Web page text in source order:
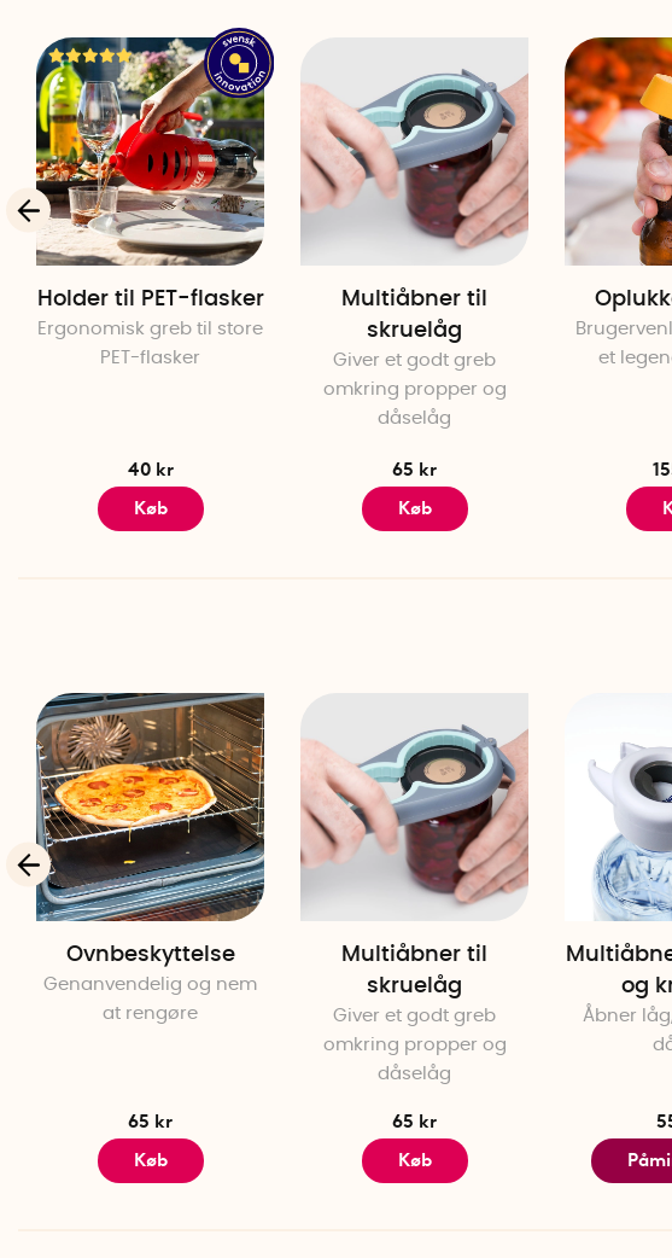
Holder til PET-flasker
Ergonomisk greb til store
PET-flasker
40 kr
Køb
Multiåbner til
skruelåg
Giver et godt greb
omkring propper og
dåselåg
65 kr
Køb
et
Ovnbeskyttelse
Genanvendelig og nem
at rengøre
65 kr
Køb
Multiåbner til
skruelåg
Giver et godt greb
omkring propper og
dåselåg
65 kr
Køb
og
Åbner